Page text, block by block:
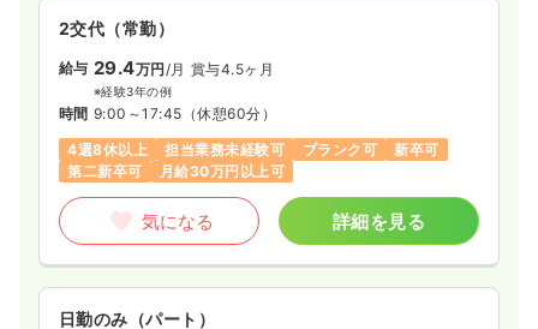
気になる
検診・健診保健師
日勤のみ（常勤） 一時募集休止
給与 20.0〜23.6万円/月 賞与3.8ヶ月
※一例
時間 8:30～17:00（休憩60分）
2交代（常勤）
給与 29.4万円/月 賞与4.5ヶ月
※経験3年の例
時間 9:00～17:45 （休憩60分）
4週8休以上
担当業務未経験可 ブランク可
新卒可
第二新卒可
月給30万円以上可
気になる 詳細を見る
日勤のみ（パート）